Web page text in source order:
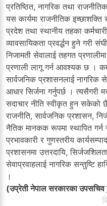
प्रतिष्ठित, नागरिक तथा
यस कार्यमा राजनीतिक
प्रदेश तथा स्थानीय तहका
व्यावसायिकता प्रवर्द्धन हुने गरी
निजामती सेवालाई तहगत
प्रणाली लागू गर्न आवश्यक छ ।
सार्वजनिक प्रशासनलाई नागरिक
आधार सिर्जना गर्नुपर्छ । त्यसैगरी
सदाचार नीति स्वीकृत हुन सकेको
राजनीति, सार्वजनिक प्रशासन,
नैतिक मानकक रूपमा स्थापित गर्न
प्रभावकारी र गुणस्तरीय
प्रशासनमा उत्तरदायि,
सेवाप्रवाहलाई नागरिक सन्तुष्टि
।
(उप्रेती नेपाल सरकारका